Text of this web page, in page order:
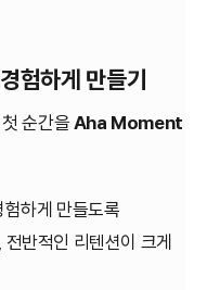
하게 만들기
순간을 Aha Moment
하게 만들도록
전반적인 리텐션이 크게